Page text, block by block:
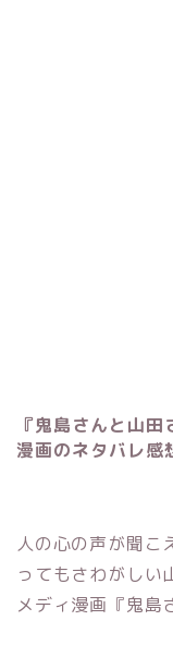
『鬼島さんと山
漫画のネタバレ感
人の心の声が聞こ
ってもさわがしい
メディ漫画『鬼島